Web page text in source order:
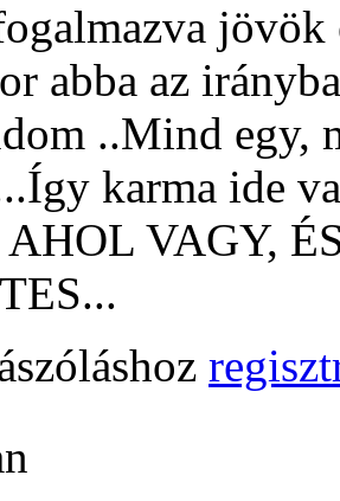
jövök
abba az
..Mind egy,
karma ide
VAGY,